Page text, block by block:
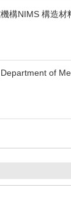
構NIMS 構造材
of